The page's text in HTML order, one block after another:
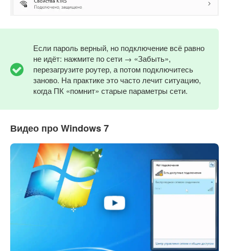
Если пароль верный, но подключение всё равно
не идёт: нажмите по сети → «Забыть»,
перезагрузите роутер, а потом подключитесь
заново. На практике это часто лечит ситуацию,
когда ПК «помнит» старые параметры сети.
Видео про Windows 7